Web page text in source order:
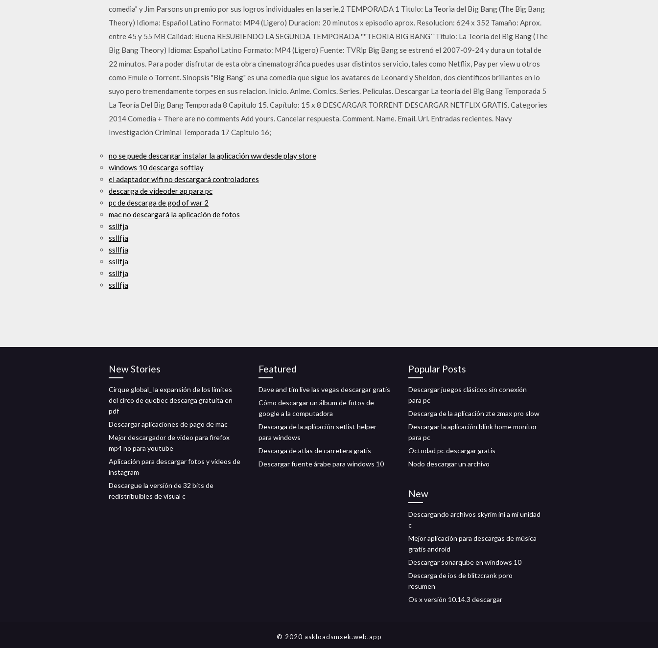
comedia" y Jim Parsons un premio por sus logros individuales en la serie.2 TEMPORADA 1 Titulo: La Teoria del Big Bang (The Big Bang
Theory) Idioma: Español Latino Formato: MP4 (Ligero) Duracion: 20 minutos x episodio aprox. Resolucion: 624 x 352 Tamaño: Aprox.
entre 45 y 55 MB Calidad: Buena RESUBIENDO LA SEGUNDA TEMPORADA ''''TEORIA BIG BANG´´Titulo: La Teoria del Big Bang (The
Big Bang Theory) Idioma: Español Latino Formato: MP4 (Ligero) Fuente: TVRip Big Bang se estrenó el 2007-09-24 y dura un total de
22 minutos. Para poder disfrutar de esta obra cinematográfica puedes usar distintos servicio, tales como Netflix, Pay per view u otros
como Emule o Torrent. Sinopsis "Big Bang" es una comedia que sigue los avatares de Leonard y Sheldon, dos científicos brillantes en lo
suyo pero tremendamente torpes en sus relacion. Inicio. Anime. Comics. Series. Peliculas. Descargar La teoría del Big Bang Temporada 5
La Teoría Del Big Bang Temporada 8 Capitulo 15. Capítulo: 15 x 8 DESCARGAR TORRENT DESCARGAR NETFLIX GRATIS. Categories
2014 Comedia + There are no comments Add yours. Cancelar respuesta. Comment. Name. Email. Url. Entradas recientes. Navy
Investigación Criminal Temporada 17 Capitulo 16;
no se puede descargar instalar la aplicación ww desde play store
windows 10 descarga softlay
el adaptador wifi no descargará controladores
descarga de videoder ap para pc
pc de descarga de god of war 2
mac no descargará la aplicación de fotos
ssllfja
ssllfja
ssllfja
ssllfja
ssllfja
ssllfja
New Stories
Cirque global_ la expansión de los límites
del circo de quebec descarga gratuita en
pdf
Descargar aplicaciones de pago de mac
Mejor descargador de video para firefox
mp4 no para youtube
Aplicación para descargar fotos y videos de
instagram
Descargue la versión de 32 bits de
redistribuibles de visual c
Featured
Dave and tim live las vegas descargar gratis
Cómo descargar un álbum de fotos de
google a la computadora
Descarga de la aplicación setlist helper
para windows
Descarga de atlas de carretera gratis
Descargar fuente árabe para windows 10
Popular Posts
Descargar juegos clásicos sin conexión
para pc
Descarga de la aplicación zte zmax pro slow
Descargar la aplicación blink home monitor
para pc
Octodad pc descargar gratis
Nodo descargar un archivo
New
Descargando archivos skyrim ini a mi unidad
c
Mejor aplicación para descargas de música
gratis android
Descargar sonarqube en windows 10
Descarga de ios de blitzcrank poro
resumen
Os x versión 10.14.3 descargar
© 2020 askloadsmxek.web.app